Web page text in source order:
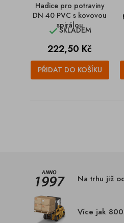
Hadice pro potraviny
DN 40 PVC s kovovou
spirálou
SKLADEM
Cena
222,50 Kč
PŘIDAT DO KOŠÍKU
Na trhu již
Více jak